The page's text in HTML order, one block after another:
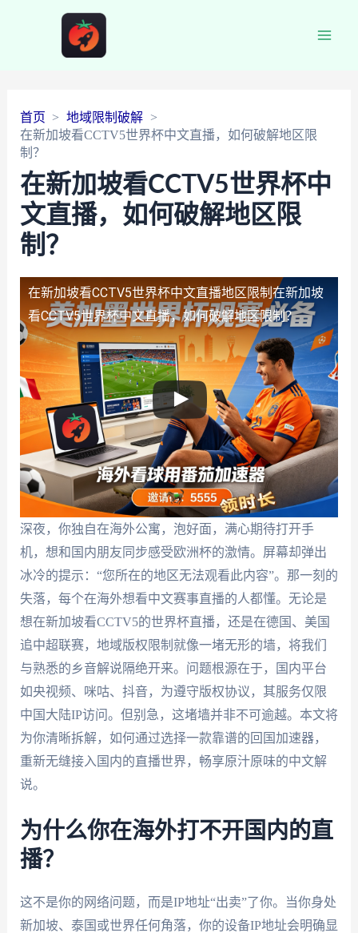
首页
地域限制破解
在新加坡看CCTV5世界杯中文直播，如何破解地区限
制？
在新加坡看CCTV5世界杯中
文直播，如何破解地区限
制？
在新加坡看CCTV5世界杯中文直播地区限制 在新加坡
看CCTV5世界杯中文直播，如何破解地区限制？
深夜，你独自在海外公寓，泡好面，满心期待打开手
机，想和国内朋友同步感受欧洲杯的激情。屏幕却弹出
冰冷的提示：“您所在的地区无法观看此内容”。那一刻的
失落，每个在海外想看中文赛事直播的人都懂。无论是
想在新加坡看CCTV5的世界杯直播，还是在德国、美国
追中超联赛，地域版权限制就像一堵无形的墙，将我们
与熟悉的乡音解说隔绝开来。问题根源在于，国内平台
如央视频、咪咕、抖音，为遵守版权协议，其服务仅限
中国大陆IP访问。但别急，这堵墙并非不可逾越。本文将
为你清晰拆解，如何通过选择一款靠谱的回国加速器，
重新无缝接入国内的直播世界，畅享原汁原味的中文解
说。
为什么你在海外打不开国内的直
播？
这不是你的网络问题，而是IP地址“出卖”了你。当你身处
新加坡、泰国或世界任何角落，你的设备IP地址会明确显